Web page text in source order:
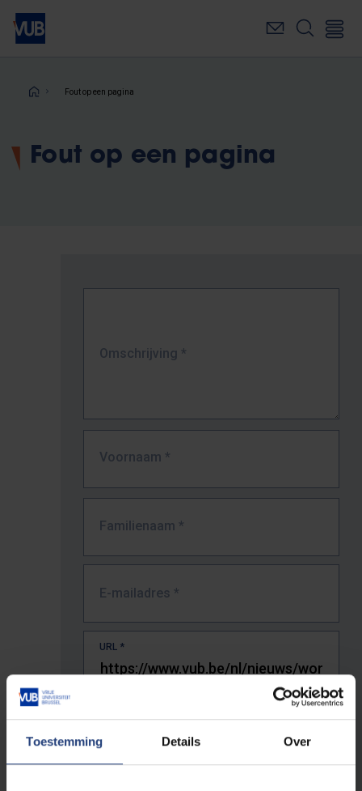
Toestemming Details Over
Overslaan
naar
inhoudKruimelpad
Fout op een pagina
Fout op een pagina
Omschrijving *
Voornaam *
Familienaam *
E-mailadres *
URL *
De volledige URL van de pagina waar je de fout zag.